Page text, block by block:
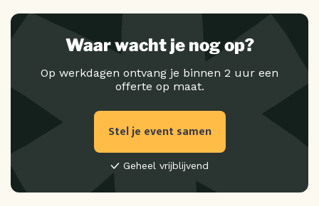
Waar wacht je nog op?
Op werkdagen ontvang je binnen 2 uur een
offerte op maat.
Stel je event samen
Geheel vrijblijvend